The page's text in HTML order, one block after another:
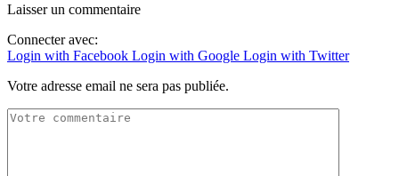
Laisser un commentaire
Connecter avec:
Login with Facebook Login with Google Login with Twitter
Votre adresse email ne sera pas publiée.